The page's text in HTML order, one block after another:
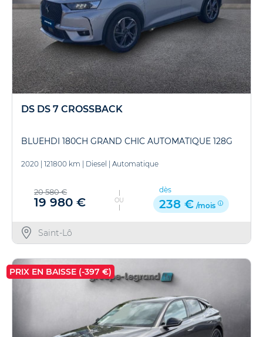
DS DS 7 CROSSBACK
BLUEHDI 180CH GRAND CHIC AUTOMATIQUE 128G
2020 | 121800 km | Diesel | Automatique
20 580 €
19 980 € OU
dès
238 € /mois
Saint-Lô
PRIX EN BAISSE (-397 €)